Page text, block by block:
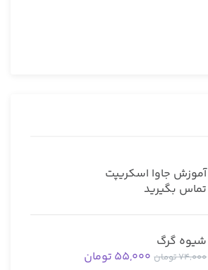
آموزش جاوا اسکریپت
تماس بگیرید
شیوه گرگ
74,000تومان 55,000 تومان